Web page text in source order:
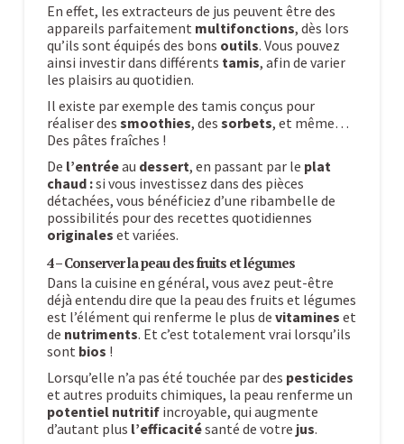
En effet, les extracteurs de jus peuvent être des
appareils parfaitement multifonctions, dès lors
qu’ils sont équipés des bons outils. Vous pouvez
ainsi investir dans différents tamis, afin de varier
les plaisirs au quotidien.
Il existe par exemple des tamis conçus pour
réaliser des smoothies, des sorbets, et même…
Des pâtes fraîches !
De l’entréeau dessert, en passant par le plat
chaud :si vous investissez dans des pièces
détachées, vous bénéficiez d’une ribambelle de
possibilités pour des recettes quotidiennes
originales et variées.
4 – Conserver la peau des fruits et légumes
Dans la cuisine en général, vous avez peut-être
déjà entendu dire que la peau des fruits et légumes
est l’élément qui renferme le plus de vitamines et
de nutriments. Et c’est totalement vrai lorsqu’ils
sont bios !
Lorsqu’elle n’a pas été touchée par des pesticides
et autres produits chimiques, la peau renferme un
potentiel nutritifincroyable, qui augmente
d’autant plus l’efficacitésanté de votre jus.